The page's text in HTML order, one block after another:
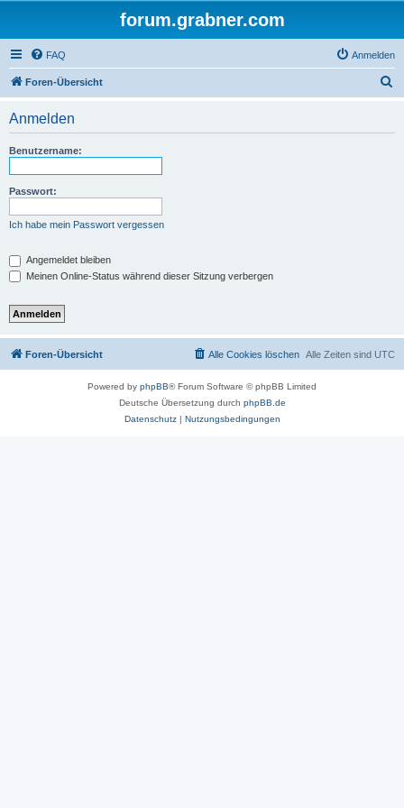
forum.grabner.com
FAQ Anmelden
Foren-Übersicht
Anmelden
Benutzername:
Passwort:
Ich habe mein Passwort vergessen
Angemeldet bleiben
Meinen Online-Status während dieser Sitzung verbergen
Foren-Übersicht Alle Zeiten sind UTC
Alle Cookies löschen
Powered by phpBB® Forum Software © phpBB Limited
Deutsche Übersetzung durch phpBB.de
Datenschutz| Nutzungsbedingungen